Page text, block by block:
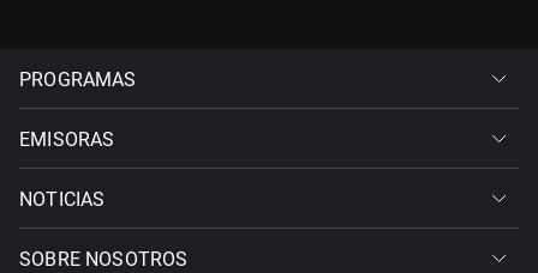
PROGRAMAS
EMISORAS
NOTICIAS
SOBRE NOSOTROS